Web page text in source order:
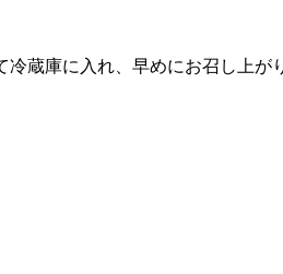
蔵庫に入れ、早めにお召し上が